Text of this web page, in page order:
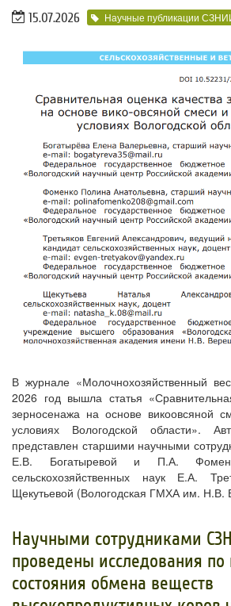
15.07.2026 Научные публикации
В журнале «Молочнохозяйственный
2026 год вышла статья
зерносенажа на основе викоовсяной
условиях Вологодской области».
представлен старшими научными
Е.В. Богатыревой и П.А.
сельскохозяйственных наук Е.А.
Щекутьевой (Вологодская ГМХА им. Н.В.
Научными сотрудниками
проведены исследования
состояния обмена веществ